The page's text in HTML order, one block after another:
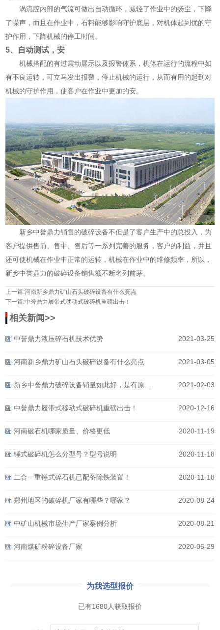
涡流腔内部的气流可做出自动循环，减轻了作业中的扬尘，下降
了噪声，而且在作业中，石料能够影响守护底层，对机体起到优的守
护作用，下降机械的停工时间。
5、自动测试，安
机械搭配的有过震动展示以及报警体系，机体在运行的流程中如
有不良运转，可立马发出报警，停止机械的运行，从而有用的起到对
机械的守护作用，使客户在作业中更加的安。
新乡中誉鼎力销售的破碎设备不但是了客户生产中的总投入，为
客户提供售前、售中、售后等一系列完善的服务，客户的利益，并且
还可使机械在作业中正常的运转，机械在作业中的维修频率，所以，
新乡中誉鼎力的破碎设备销售额不断名列前茅。
上一篇:河南新乡鼎力矿山石头破碎设备有什么亮点
下一篇:中誉鼎力履带式移动式破碎机重磅出击！
相关新闻>>
中誉鼎力液压碎石机技术优势 2021-03-25
河南新乡鼎力矿山石头破碎设备有什么亮点 2021-03-05
新乡中誉鼎力破碎设备销量如此好，是有原因的！ 2021-02-03
中誉鼎力履带式移动式破碎机重磅出击！ 2020-12-16
河南破石机哪家质量、价格更低 2020-11-19
锤式破碎机怎么分型号？型号说明 2020-11-18
二合一重锤式碎石机已配备除铁装置！ 2020-11-18
郑州地区的破碎机厂家有哪些？哪家？ 2020-08-24
中矿山机械市场生产厂家案例分析 2020-08-21
河南煤矿粉碎设备厂家 2020-06-29
为我选型报价
已有1680人获取报价